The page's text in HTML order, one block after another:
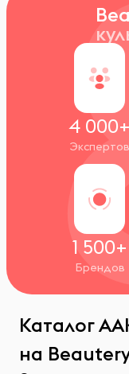
4 000+
Экспертов
1 500+
Брендов
Каталог
на